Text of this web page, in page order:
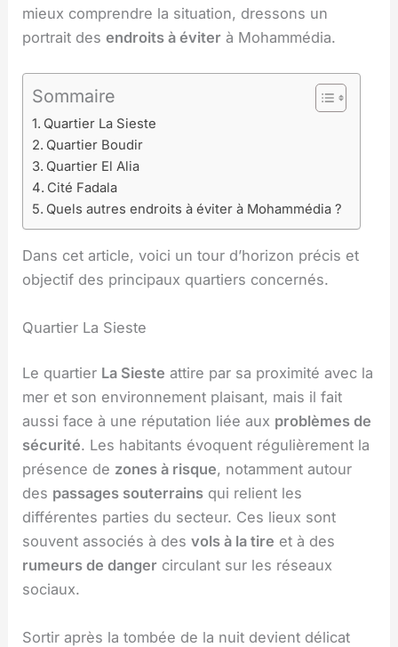
mieux comprendre la situation, dressons un
portrait desendroits à éviter à Mohammédia.
Sommaire
Quartier La Sieste
Quartier Boudir
Quartier El Alia
Cité Fadala
Quels autres endroits à éviter à Mohammédia ?
Dans cet article, voici un tour d’horizon précis et
objectif des principaux quartiers concernés.
Quartier La Sieste
Le quartier La Sieste attire par sa proximité avec la
mer et son environnement plaisant, mais il fait
aussi face à une réputation liée aux problèmes de
sécurité. Les habitants évoquent régulièrement la
présence de zones à risque, notamment autour
des passages souterrains qui relient les
différentes parties du secteur. Ces lieux sont
souvent associés à desvols à la tire et à des
rumeurs de danger circulant sur les réseaux
sociaux.
Sortir après la tombée de la nuit devient délicat